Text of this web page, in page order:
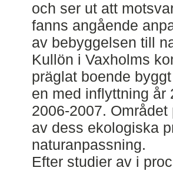
och ser ut att
fanns angående
av bebyggelsen till
Kullön i Vaxholms
präglat boende
en med inflyttning år
2006-2007. Området
av dess ekologiska
naturanpassning.
Efter studier av i